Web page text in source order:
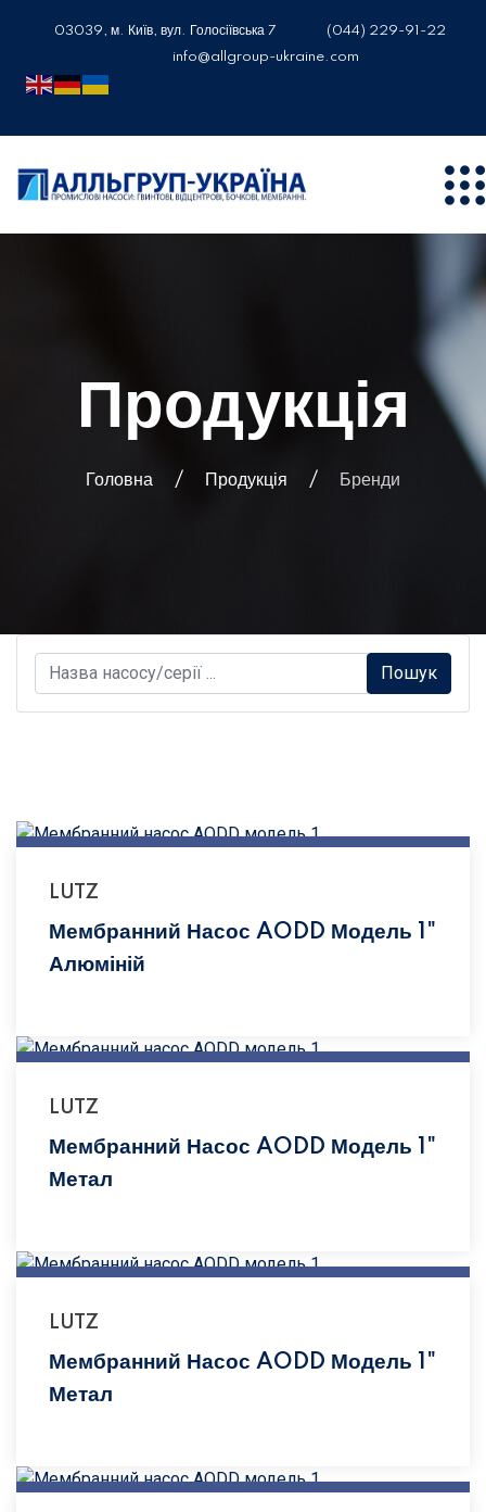
03039, м. Київ, вул. Голосіївська 7
(044) 229-91-22
info@allgroup-ukraine.com
Продукція
Головна Продукція Бренди
e
a
.
Пошук
LUTZ
Мембранний Насос AODD Модель 1"
Алюміній
LUTZ
Мембранний Насос AODD Модель 1"
Метал
LUTZ
Мембранний Насос AODD Модель 1"
Метал